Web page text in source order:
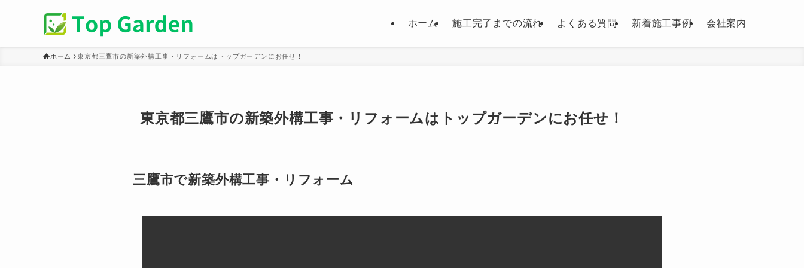
ホーム 施工完了までの流れ よくある質問 新着施工事例 会社案内
ホーム 東京都三鷹市の新築外構工事・リフォームはトップガーデンにお任せ！
東京都三鷹市の新築外構工事・リフォームはトップガーデンにお任せ！
三鷹市で新築外構工事・リフォーム